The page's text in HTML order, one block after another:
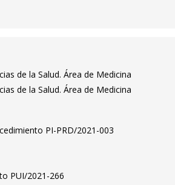
de la Salud. Área de Medicina
de la Salud. Área de Medicina
PI-PRD/2021-003
PUI/2021-266